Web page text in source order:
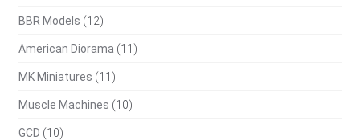
BBR Models (12)
American Diorama (11)
MK Miniatures (11)
Muscle Machines (10)
GCD (10)